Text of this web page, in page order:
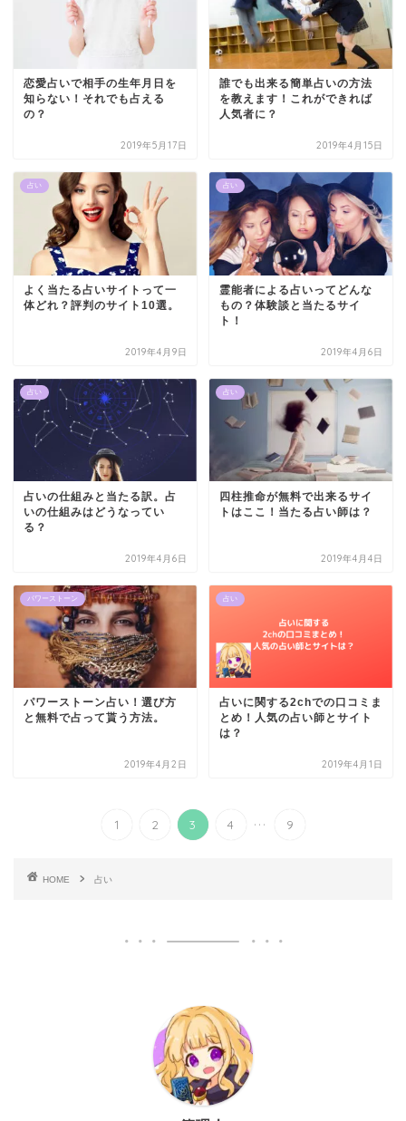
恋愛占いで相手の生年月日を
知らない！それでも占える
の？
2019年5月17日
誰でも出来る簡単占いの方法
を教えます！これができれば
人気者に？
2019年4月15日
占い
よく当たる占いサイトって一
体どれ？評判のサイト10選。
2019年4月9日
占い
霊能者による占いってどんな
もの？体験談と当たるサイ
ト！
2019年4月6日
占い
占いの仕組みと当たる訳。占
いの仕組みはどうなってい
る？
2019年4月6日
占い
四柱推命が無料で出来るサイ
トはここ！当たる占い師は？
2019年4月4日
パワーストーン
パワーストーン占い！選び方
と無料で占って貰う方法。
2019年4月2日
占い
占いに関する2chでの口コミま
とめ！人気の占い師とサイト
は？
2019年4月1日
1 2 3 4 ... 9
HOME 占い